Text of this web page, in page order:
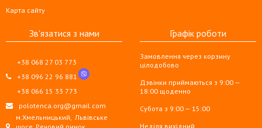
Карта сайту
Зв'язатися з нами
+38 068 27 03 773
+38 096 22 96 881
+38 066 15 33 773
polotenca.org@gmail.com
м.Хмельницький, Львівське
Графік роботи
Замовлення через корзину
цілодобово
Дзвінки приймаються з 9:00 —
18:00 щоденно
Субота з 9:00 — 15:00
Неділя вихідний